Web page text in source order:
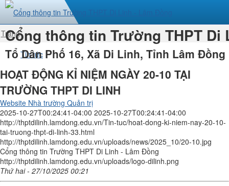
Cổng thông tin Trường THPT Di
Tổ Dân Phố 16, Xã Di Linh, Tỉnh Lâm Đồng
Trang
nhất Tin tức
HOẠT ĐỘNG KỈ NIỆM NGÀY 20-10 TẠI
TRƯỜNG THPT DI LINH
Website Nhà trường Quản trị
2025-10-27T00:24:41-04:00 2025-10-27T00:24:41-04:00
http://thptdilinh.lamdong.edu.vn/Tin-tuc/hoat-dong-ki-niem-nay-20-10-
tai-truong-thpt-di-linh-33.html
http://thptdilinh.lamdong.edu.vn/uploads/news/2025_10/20-10.jpg
Cổng thông tin Trường THPT Di Linh - Lâm Đồng
http://thptdilinh.lamdong.edu.vn/uploads/logo-dilinh.png
Thứ hai - 27/10/2025 00:21